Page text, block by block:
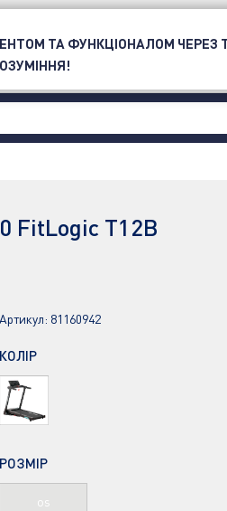
0 FitLogic T12B
Артикул: 81160942
КОЛІР
РОЗМІР
os
ТА ФУНКЦІОНАЛОМ ЧЕРЕЗ